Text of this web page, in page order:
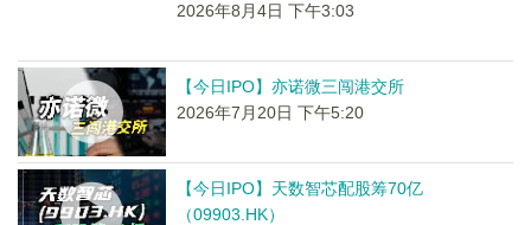
2026年8月4日 下午3:03
【今日IPO】亦诺微三闯港交所
2026年7月20日 下午5:20
【今日IPO】天数智芯配股筹70亿
（09903.HK）